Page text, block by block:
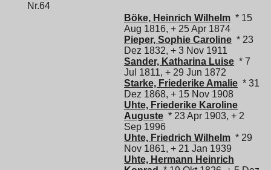
Nr.64
Böke, Heinrich Wilhelm * 15
Aug 1816, + 25 Apr 1874
Pieper, Sophie Caroline * 23
Dez 1832, + 3 Nov 1911
Sander, Katharina Luise * 7
Jul 1811, + 29 Jun 1872
Starke, Friederike Amalie * 31
Dez 1868, + 15 Nov 1908
Uhte, Friederike Karoline
Auguste * 23 Apr 1903, + 2
Sep 1996
Uhte, Friedrich Wilhelm * 29
Nov 1861, + 21 Jan 1939
Uhte, Hermann Heinrich